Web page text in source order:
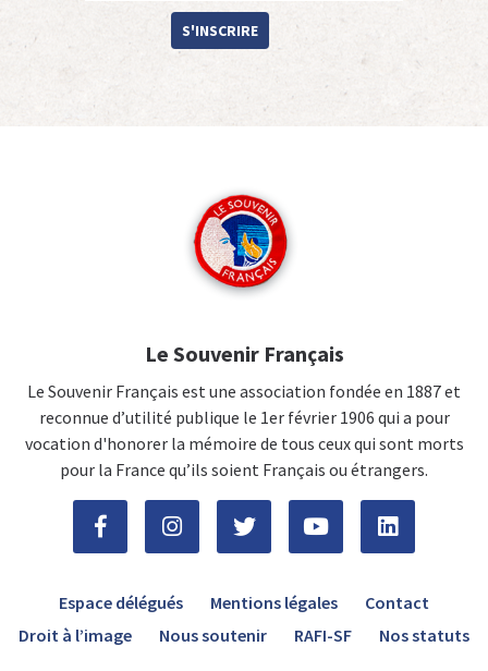
S'INSCRIRE
Le Souvenir Français
Le Souvenir Français est une association fondée en 1887 et
reconnue d’utilité publique le 1er février 1906 qui a pour
vocation d'honorer la mémoire de tous ceux qui sont morts
pour la France qu’ils soient Français ou étrangers.
Espace délégués Mentions légales
Contact
Droit à l’image
Nous soutenir RAFI-SF Nos statuts